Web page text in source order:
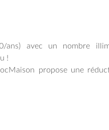
ans) avec un nombre
!
propose une